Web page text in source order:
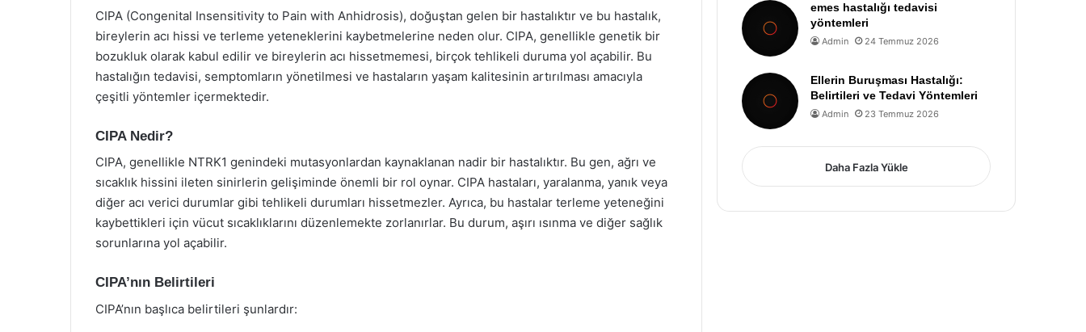
CIPA (Congenital Insensitivity to Pain with Anhidrosis), doğuştan gelen bir hastalıktır ve bu hastalık,
bireylerin acı hissi ve terleme yeteneklerini kaybetmelerine neden olur. CIPA, genellikle genetik bir
bozukluk olarak kabul edilir ve bireylerin acı hissetmemesi, birçok tehlikeli duruma yol açabilir. Bu
hastalığın tedavisi, semptomların yönetilmesi ve hastaların yaşam kalitesinin artırılması amacıyla
çeşitli yöntemler içermektedir.
CIPA Nedir?
CIPA, genellikle NTRK1 genindeki mutasyonlardan kaynaklanan nadir bir hastalıktır. Bu gen, ağrı ve
sıcaklık hissini ileten sinirlerin gelişiminde önemli bir rol oynar. CIPA hastaları, yaralanma, yanık veya
diğer acı verici durumlar gibi tehlikeli durumları hissetmezler. Ayrıca, bu hastalar terleme yeteneğini
kaybettikleri için vücut sıcaklıklarını düzenlemekte zorlanırlar. Bu durum, aşırı ısınma ve diğer sağlık
sorunlarına yol açabilir.
CIPA’nın Belirtileri
CIPA’nın başlıca belirtileri şunlardır:
emes hastalığı tedavisi
yöntemleri
Admin 24 Temmuz 2026
Ellerin Buruşması Hastalığı:
Belirtileri ve Tedavi Yöntemleri
Admin 23 Temmuz 2026
Daha Fazla Yükle